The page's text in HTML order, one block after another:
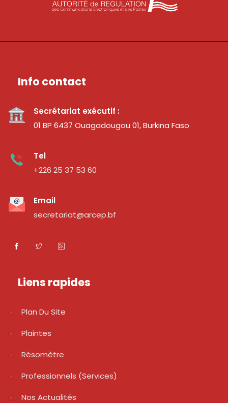
Info contact
Secrétariat exécutif :
01 BP 6437 Ouagadougou 01, Burkina Faso
Tel
+226 25 37 53 60
Email
secretariat@arcep.bf
Liens rapides
Plan Du Site
Plaintes
Résomètre
Professionnels (services)
Nos Actualités